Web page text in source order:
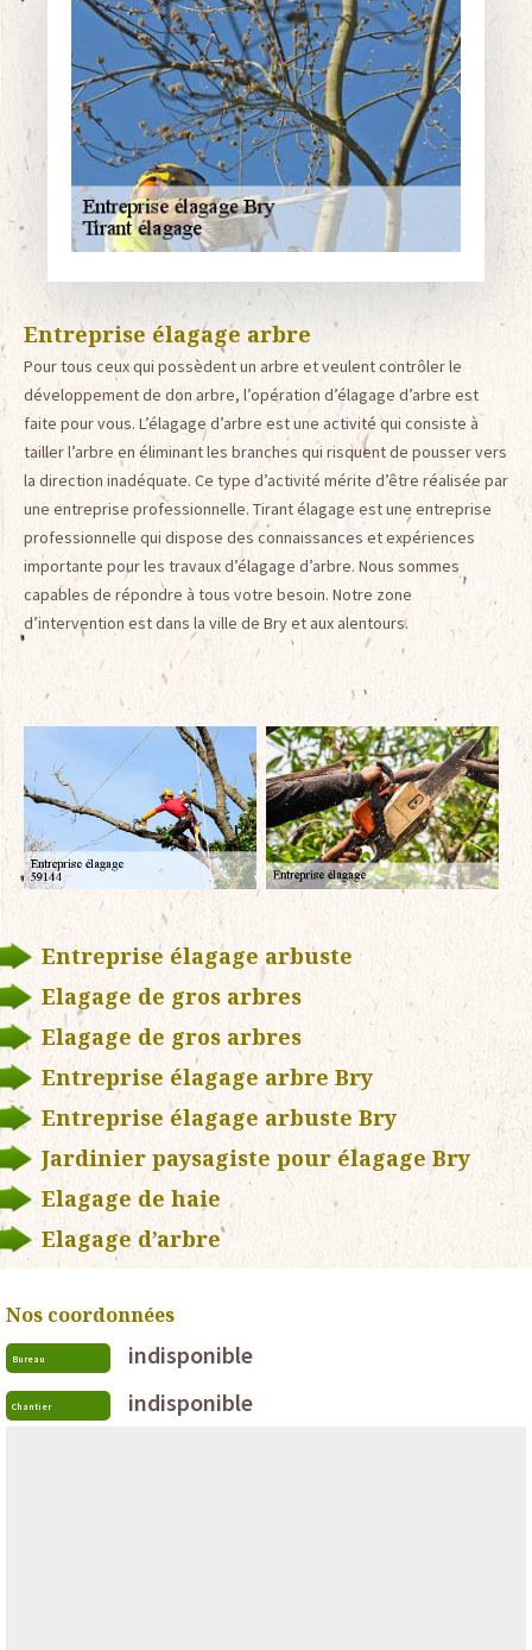
Entreprise élagage arbre
Pour tous ceux qui possèdent un arbre et veulent contrôler le
développement de don arbre, l’opération d’élagage d’arbre est
faite pour vous. L’élagage d’arbre est une activité qui consiste à
tailler l’arbre en éliminant les branches qui risquent de pousser vers
la direction inadéquate. Ce type d’activité mérite d’être réalisée par
une entreprise professionnelle. Tirant élagage est une entreprise
professionnelle qui dispose des connaissances et expériences
importante pour les travaux d’élagage d’arbre. Nous sommes
capables de répondre à tous votre besoin. Notre zone
d’intervention est dans la ville de Bry et aux alentours.
Entreprise élagage arbuste
Elagage de gros arbres
Elagage de gros arbres
Entreprise élagage arbre Bry
Entreprise élagage arbuste Bry
Jardinier paysagiste pour élagage Bry
Elagage de haie
Elagage d’arbre
Nos coordonnées
Bureau indisponible
Chantier indisponible